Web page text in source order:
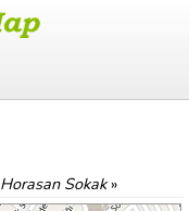
Horasan Sokak»